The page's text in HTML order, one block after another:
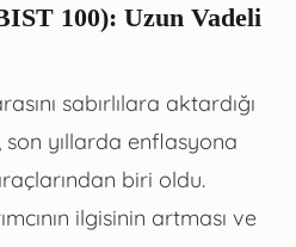
100): Uzun Vadeli
sabırlılara aktardığı
son yıllarda enflasyona
biri oldu.
ilgisinin artması ve